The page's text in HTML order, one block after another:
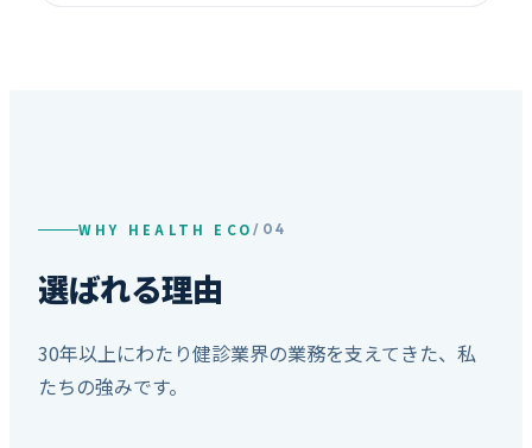
WHY HEALTH ECO/ 04
選ばれる理由
30年以上にわたり健診業界の業務を支えてきた、私
たちの強みです。